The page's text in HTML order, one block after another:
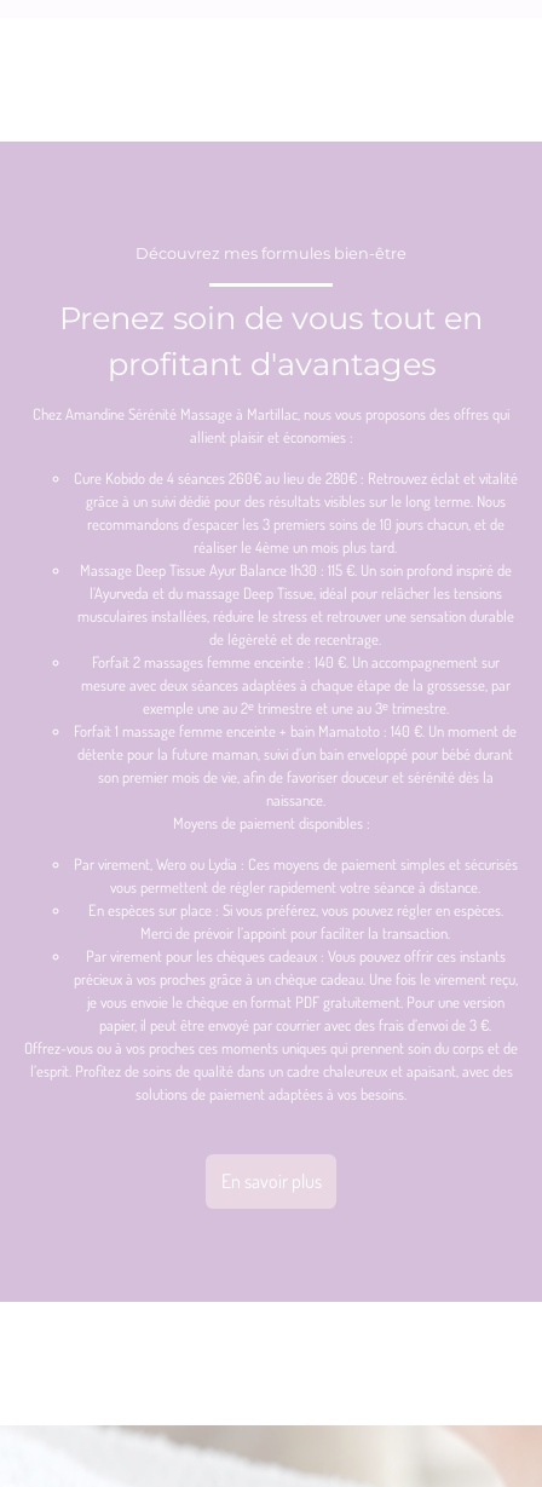
Découvrez mes formules bien-être
Prenez soin de vous tout en
profitant d'avantages
Chez Amandine Sérénité Massage à Martillac, nous vous proposons des offres qui
allient plaisir et économies :
Cure Kobido de 4 séances 260€ au lieu de 280€ : Retrouvez éclat et vitalité
grâce à un suivi dédié pour des résultats visibles sur le long terme. Nous
recommandons d’espacer les 3 premiers soins de 10 jours chacun, et de
réaliser le 4ème un mois plus tard.
Massage Deep Tissue Ayur Balance 1h30 : 115 €. Un soin profond inspiré de
l’Ayurveda et du massage Deep Tissue, idéal pour relâcher les tensions
musculaires installées, réduire le stress et retrouver une sensation durable
de légèreté et de recentrage.
Forfait 2 massages femme enceinte : 140 €. Un accompagnement sur
mesure avec deux séances adaptées à chaque étape de la grossesse, par
exemple une au 2ᵉ trimestre et une au 3ᵉ trimestre.
Forfait 1 massage femme enceinte + bain Mamatoto : 140 €. Un moment de
détente pour la future maman, suivi d’un bain enveloppé pour bébé durant
son premier mois de vie, afin de favoriser douceur et sérénité dès la
naissance.
Moyens de paiement disponibles :
Par virement, Wero ou Lydia : Ces moyens de paiement simples et sécurisés
vous permettent de régler rapidement votre séance à distance.
En espèces sur place : Si vous préférez, vous pouvez régler en espèces.
Merci de prévoir l’appoint pour faciliter la transaction.
Par virement pour les chèques cadeaux : Vous pouvez offrir ces instants
précieux à vos proches grâce à un chèque cadeau. Une fois le virement reçu,
je vous envoie le chèque en format PDF gratuitement. Pour une version
papier, il peut être envoyé par courrier avec des frais d’envoi de 3 €.
Offrez-vous ou à vos proches ces moments uniques qui prennent soin du corps et de
l’esprit. Profitez de soins de qualité dans un cadre chaleureux et apaisant, avec des
solutions de paiement adaptées à vos besoins.
En savoir plus